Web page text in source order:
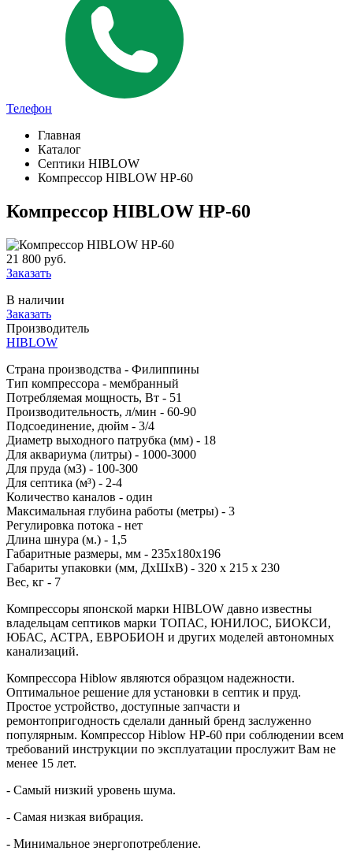
Телефон
Главная
Каталог
Септики HIBLOW
Компрессор HIBLOW HP-60
Компрессор HIBLOW HP-60
21 800 руб.
Заказать
В наличии
Заказать
Производитель
HIBLOW
Страна производства - Филиппины
Тип компрессора - мембранный
Потребляемая мощность, Вт - 51
Производительность, л/мин - 60-90
Подсоединение, дюйм - 3/4
Диаметр выходного патрубка (мм) - 18
Для аквариума (литры) - 1000-3000
Для пруда (м3) - 100-300
Для септика (м³) - 2-4
Количество каналов - один
Максимальная глубина работы (метры) - 3
Регулировка потока - нет
Длина шнура (м.) - 1,5
Габаритные размеры, мм - 235х180х196
Габариты упаковки (мм, ДхШхВ) - 320 х 215 х 230
Вес, кг - 7
Компрессоры японской марки HIBLOW давно известны
владельцам септиков марки ТОПАС, ЮНИЛОС, БИОКСИ,
ЮБАС, АСТРА, ЕВРОБИОН и других моделей автономных
канализаций.
Компрессора Hiblow являются образцом надежности.
Оптимальное решение для установки в септик и пруд.
Простое устройство, доступные запчасти и
ремонтопригодность сделали данный бренд заслуженно
популярным. Компрессор Hiblow HP-60 при соблюдении всем
требований инструкции по эксплуатации прослужит Вам не
менее 15 лет.
- Самый низкий уровень шума.
- Самая низкая вибрация.
- Минимальное энергопотребление.